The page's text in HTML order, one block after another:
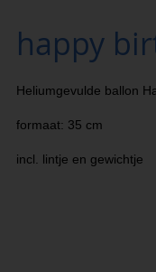
happy
Heliumgevulde ballon
formaat: 35 cm
incl. lintje en gewichtje